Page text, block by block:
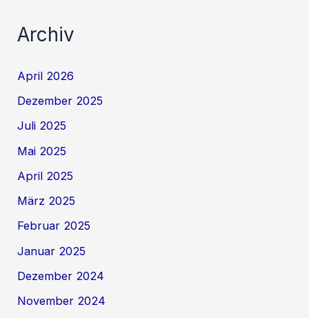
Archiv
April 2026
Dezember 2025
Juli 2025
Mai 2025
April 2025
März 2025
Februar 2025
Januar 2025
Dezember 2024
November 2024